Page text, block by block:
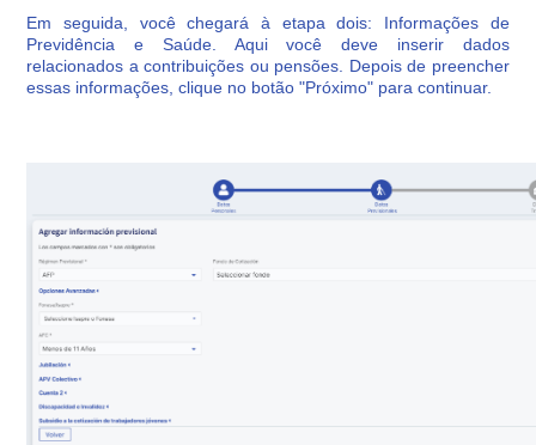
Em seguida, você chegará à etapa dois: Informações de
Previdência e Saúde. Aqui você deve inserir dados
relacionados a contribuições ou pensões. Depois de preencher
essas informações, clique no botão "Próximo" para continuar.